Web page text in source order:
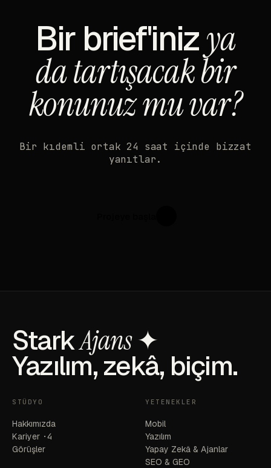
Bir brief'inizya
da tartışacak bir
konunuz mu var?
Bir kıdemli ortak 24 saat içinde bizzat
yanıtlar.
StarkAjans✦
Yazılım, zekâ, biçim.
STÜDYO
Hakkımızda
Kariyer ·4
Görüşler
YETENEKLER
Mobil
Yazılım
Yapay Zekâ & Ajanlar
SEO & GEO